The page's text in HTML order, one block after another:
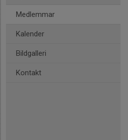
Medlemmar
Kalender
Bildgalleri
Kontakt